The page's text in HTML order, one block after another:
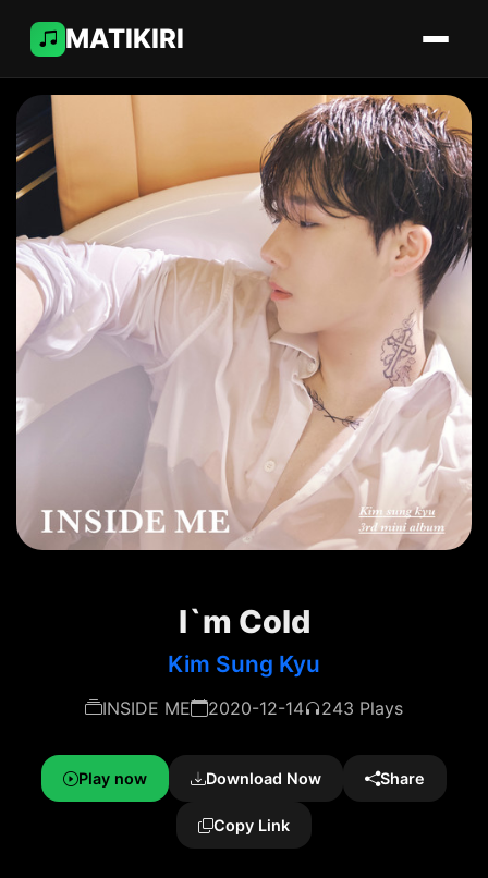
MATIKIRI
I`m Cold
Kim Sung Kyu
INSIDE ME 2020-12-14 243 Plays
Play now Download Now Share
Copy Link